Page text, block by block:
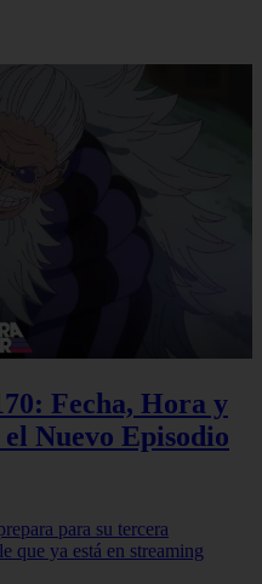
Fecha, Hora y
Nuevo Episodio